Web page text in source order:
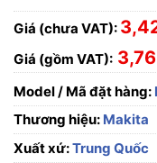
Giá (chưa VAT):
Giá (gồm VAT):
Model / Mã đặt hàng:
Thương hiệu: Makita
Xuất xứ:Trung Quốc